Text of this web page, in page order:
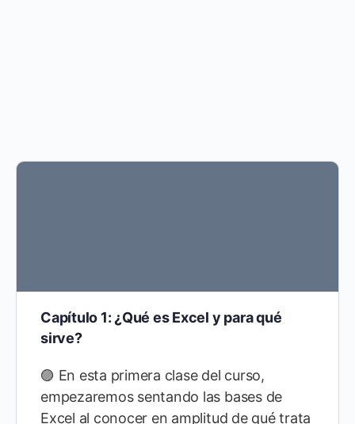
Capítulo 1: ¿Qué es Excel y para qué
sirve?
🟣 En esta primera clase del curso,
empezaremos sentando las bases de
Excel al conocer en amplitud de qué trata